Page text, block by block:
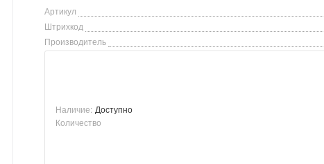
Артикул
Штрихкод
Производитель
Наличие: Доступно
Количество